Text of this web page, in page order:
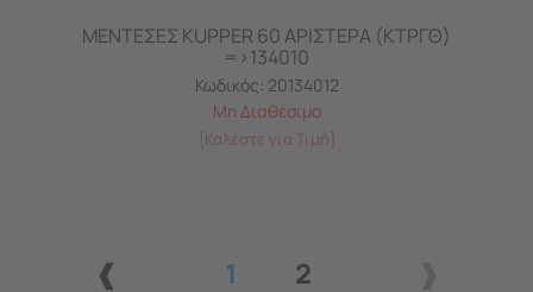
ΜΕΝΤΕΣΕΣ KUPPER 60 ΑΡΙΣΤΕΡA (ΚΤΡΓΘ)
=>134010
Κωδικός: 20134012
Μη Διαθέσιμο
[Καλέστε για Τιμή]
1 2